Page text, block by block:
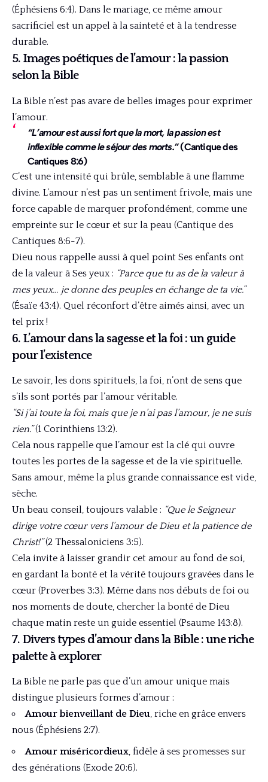
(Éphésiens 6:4). Dans le mariage, ce même amour
sacrificiel est un appel à la sainteté et à la tendresse
durable.
5. Images poétiques de l’amour : la passion
selon la Bible
La Bible n’est pas avare de belles images pour exprimer
l’amour.
“L’amour est aussi fort que la mort, la passion est
inflexible comme le séjour des morts.”(Cantique des
Cantiques 8:6)
C’est une intensité qui brûle, semblable à une flamme
divine. L’amour n’est pas un sentiment frivole, mais une
force capable de marquer profondément, comme une
empreinte sur le cœur et sur la peau (Cantique des
Cantiques 8:6-7).
Dieu nous rappelle aussi à quel point Ses enfants ont
de la valeur à Ses yeux : “Parce que tu as de la valeur à
mes yeux… je donne des peuples en échange de ta vie.”
(Ésaïe 43:4). Quel réconfort d’être aimés ainsi, avec un
tel prix !
6. L’amour dans la sagesse et la foi : un guide
pour l’existence
Le savoir, les dons spirituels, la foi, n’ont de sens que
s’ils sont portés par l’amour véritable.
“Si j’ai toute la foi, mais que je n’ai pas l’amour, je ne suis
rien.”(1 Corinthiens 13:2).
Cela nous rappelle que l’amour est la clé qui ouvre
toutes les portes de la sagesse et de la vie spirituelle.
Sans amour, même la plus grande connaissance est vide,
sèche.
Un beau conseil, toujours valable : “Que le Seigneur
dirige votre cœur vers l’amour de Dieu et la patience de
Christ!”(2 Thessaloniciens 3:5).
Cela invite à laisser grandir cet amour au fond de soi,
en gardant la bonté et la vérité toujours gravées dans le
cœur (Proverbes 3:3). Même dans nos débuts de foi ou
nos moments de doute, chercher la bonté de Dieu
chaque matin reste un guide essentiel (Psaume 143:8).
7. Divers types d’amour dans la Bible : une riche
palette à explorer
La Bible ne parle pas que d’un amour unique mais
distingue plusieurs formes d’amour :
Amour bienveillant de Dieu, riche en grâce envers
nous (Éphésiens 2:7).
Amour miséricordieux, fidèle à ses promesses sur
des générations (Exode 20:6).